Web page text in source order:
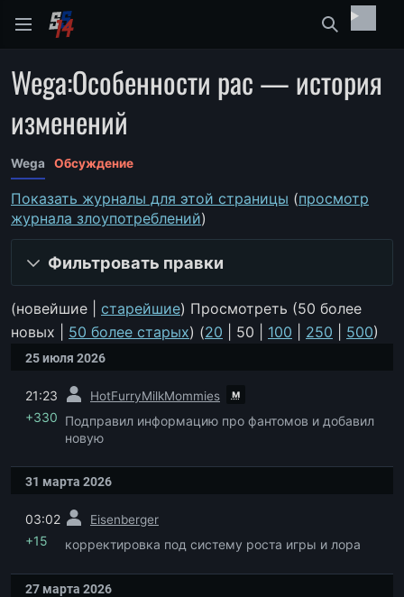
Найти
Wega:Особенности рас — история
изменений
Wega Обсуждение
Показать журналы для этой страницы (просмотр
журнала злоупотреблений)
Фильтровать правки
(новейшие старейшие) Просмотреть (50 более
новых
50 более старых) (20 50 100 250 500)
25 июля 2026
21:23 HotFurryMilkMommies м
+330 Подправил информацию про фантомов и добавил
новую
31 марта 2026
03:02 Eisenberger
+15 корректировка под систему роста игры и лора
27 марта 2026